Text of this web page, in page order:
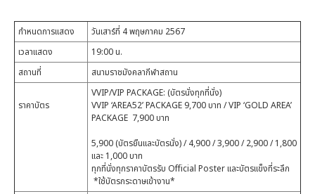
กำหนดการแสดง
วันเสาร์ที่ 4 พฤษภาคม 2567
เวลาแสดง
19:00 น.
สถานที่
สนามราชมังคลากีฬาสถาน
ราคาบัตร
VVIP/VIP PACKAGE: (บัตรนั่งทุกที่นั่ง)
VVIP ‘AREA52’ PACKAGE 9,700 บาท / VIP ‘GOLD AREA’
PACKAGE 7,900 บาท
5,900 (บัตรยืนและบัตรนั่ง) / 4,900 / 3,900 / 2,900 / 1,800
และ 1,000 บาท
ทุกที่นั่งทุกราคาบัตรรับ Official Poster และบัตรแข็งที่ระลึก
*ใช้บัตรกระดาษเข้างาน*